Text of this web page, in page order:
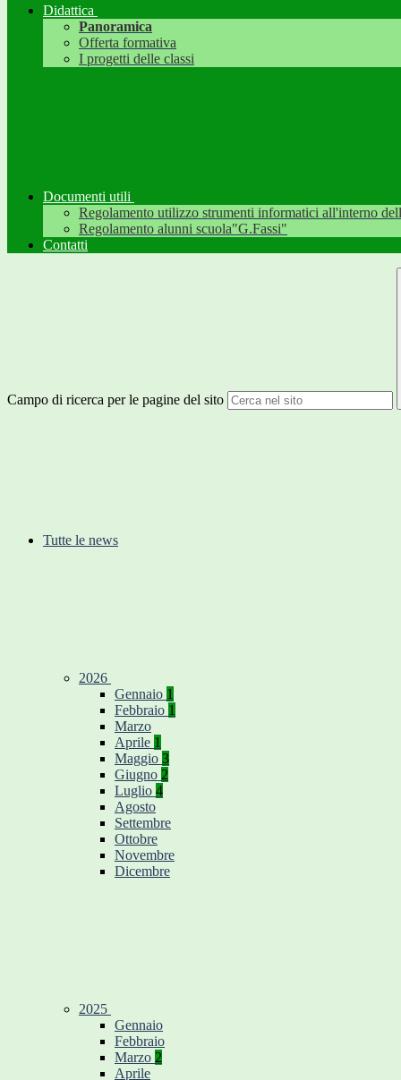
Didattica
Panoramica
Offerta formativa
I progetti delle classi
Documenti utili
Regolamento utilizzo strumenti informatici all'interno
Regolamento alunni scuola"G.Fassi"
Contatti
Campo di ricerca per le pagine del sito
Tutte le news
2026
Gennaio 1
Febbraio 1
Marzo
Aprile 1
Maggio 3
Giugno 2
Luglio 4
Agosto
Settembre
Ottobre
Novembre
Dicembre
2025
Gennaio
Febbraio
Marzo 2
Aprile